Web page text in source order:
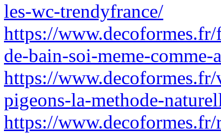
les-wc-trendyfrance/
https://
de-bain-soi-meme-comme-
https://
pigeons-la-methode-
https://